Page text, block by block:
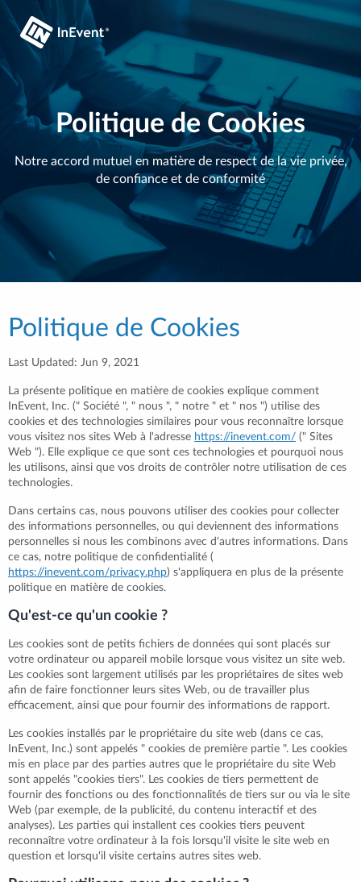
Politique de Cookies
Notre accord mutuel en matière de respect de la vie privée,
de confiance et de conformité
Politique de Cookies
Last Updated: Jun 9, 2021
La présente politique en matière de cookies explique comment
InEvent, Inc. (" Société ", " nous ", " notre " et " nos ") utilise des
cookies et des technologies similaires pour vous reconnaître lorsque
vous visitez nos sites Web à l'adresse https://inevent.com/ (" Sites
Web "). Elle explique ce que sont ces technologies et pourquoi nous
les utilisons, ainsi que vos droits de contrôler notre utilisation de ces
technologies.
Dans certains cas, nous pouvons utiliser des cookies pour collecter
des informations personnelles, ou qui deviennent des informations
personnelles si nous les combinons avec d'autres informations. Dans
ce cas, notre politique de confidentialité (
https://inevent.com/privacy.php) s'appliquera en plus de la présente
politique en matière de cookies.
Qu'est-ce qu'un cookie ?
Les cookies sont de petits fichiers de données qui sont placés sur
votre ordinateur ou appareil mobile lorsque vous visitez un site web.
Les cookies sont largement utilisés par les propriétaires de sites web
afin de faire fonctionner leurs sites Web, ou de travailler plus
efficacement, ainsi que pour fournir des informations de rapport.
Les cookies installés par le propriétaire du site web (dans ce cas,
InEvent, Inc.) sont appelés " cookies de première partie ". Les cookies
mis en place par des parties autres que le propriétaire du site Web
sont appelés "cookies tiers". Les cookies de tiers permettent de
fournir des fonctions ou des fonctionnalités de tiers sur ou via le site
Web (par exemple, de la publicité, du contenu interactif et des
analyses). Les parties qui installent ces cookies tiers peuvent
reconnaître votre ordinateur à la fois lorsqu'il visite le site web en
question et lorsqu'il visite certains autres sites web.